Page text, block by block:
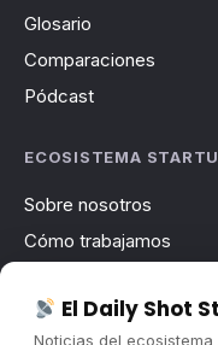
Glosario
Comparaciones
Pódcast
ECOSISTEMA
Sobre nosotros
Cómo trabajamos
Contacto
El Daily Shot
Noticias del